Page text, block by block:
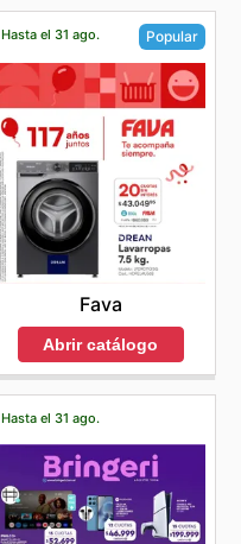
Hasta el 31 ago. Popular
Fava
Abrir catálogo
Hasta el 31 ago.